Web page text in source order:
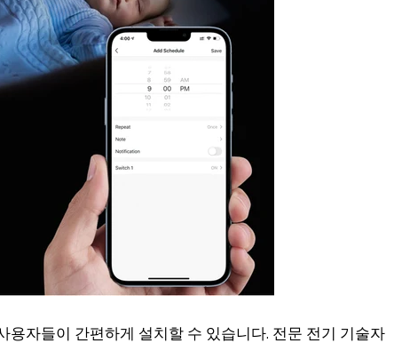
자들이 간편하게 설치할 수 있습니다. 전문 전기 기술자